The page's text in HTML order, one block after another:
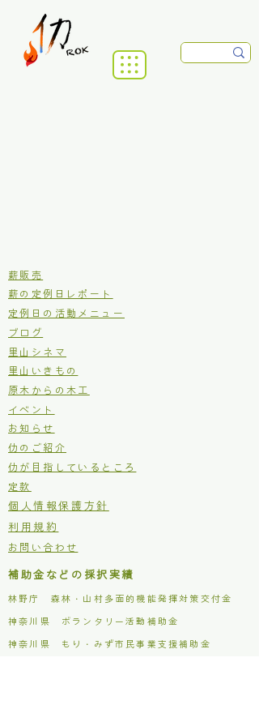
​薪販売
薪の定例日レポート
定例日の活動メニュー
ブログ
里山シネマ
里山いきもの
原木からの木工
イベント
お知らせ
仂のご紹介
仂が目指しているところ
定款
個人情報保護方針
利用規約
お問い合わせ
補助金などの採択実績
林野庁 森林・山村多面的機能発揮対策交付金
​神奈川県 ボランタリー活動補助金
​神奈川県 もり・みず市民事業支援補助金